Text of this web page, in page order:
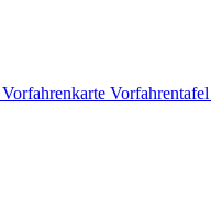
Vorfahrenkarte Vorfahrentafel